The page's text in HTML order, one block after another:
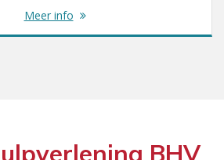
Meer info
BHV